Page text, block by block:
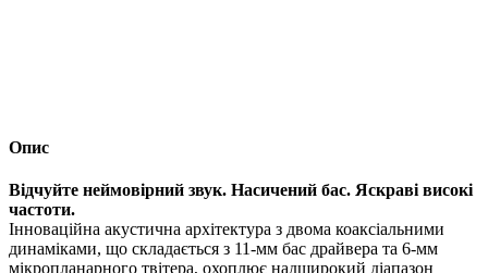
Опис
Відчуйте неймовірний звук. Насичений бас. Яскраві високі
частоти.
Інноваційна акустична архітектура з двома коаксіальними
динаміками, що складається з 11-мм бас драйвера та 6-мм
мікропланарного твітера, охоплює надширокий діапазон